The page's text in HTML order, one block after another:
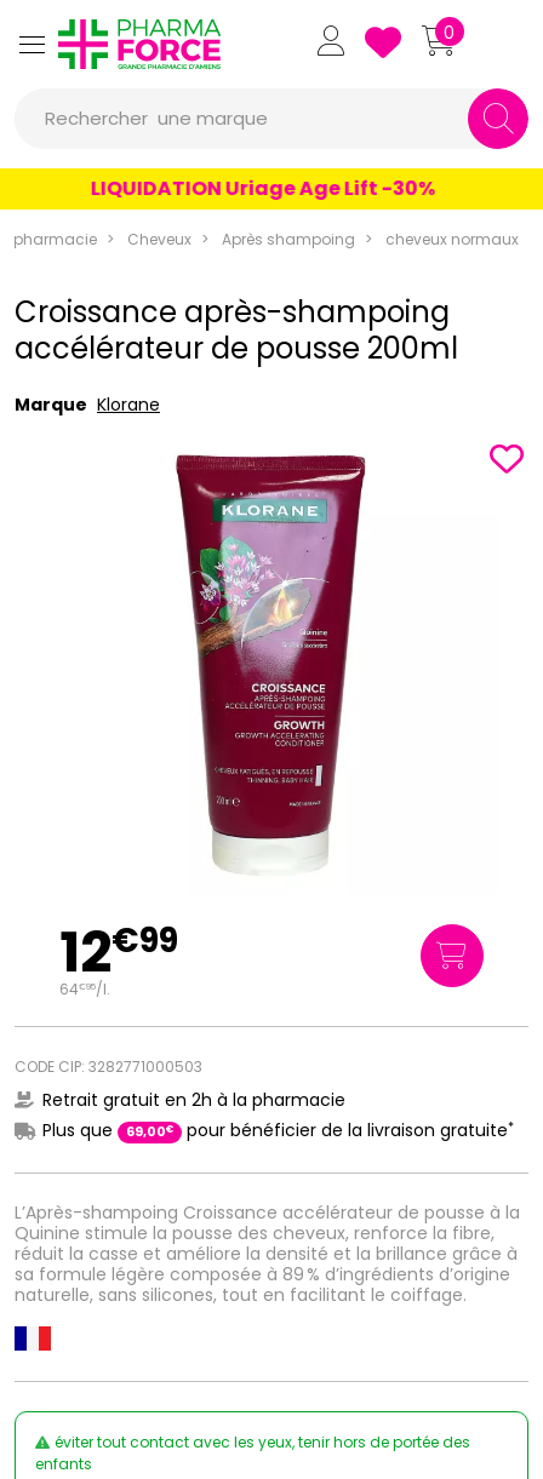
Pharmaforce Grande Pharmacie
0
Rechercher
un produit
une marque
LIQUIDATION Uriage Age Lift -30%
Cheveux Après shampoing cheveux normaux
Croissance après-shampoing
accélérateur de pousse 200ml
Marque Klorane
L’Après-shampoing Croissance accélérateur de pousse à la
Quinine stimule la pousse des cheveux, renforce la fibre,
réduit la casse et améliore la densité et la brillance grâce à
sa formule légère composée à 89 % d’ingrédients d’origine
naturelle, sans silicones, tout en facilitant le coiffage.
12€99
64€95/l.
CODE CIP: 3282771000503
Retrait gratuit en 2h à la pharmacie
Plus que
69,00€ pour bénéficier de la livraison gratuite*
éviter tout contact avec les yeux, tenir hors de portée des
enfants